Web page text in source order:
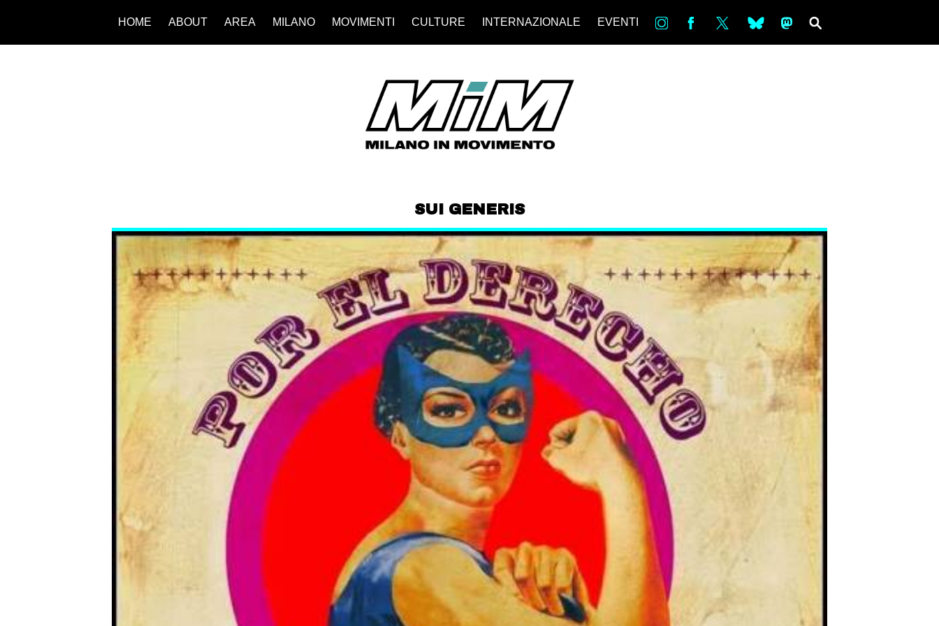
HOME ABOUT AREA MILANO MOVIMENTI CULTURE INTERNAZIONALE EVENTI in bsky ms
SUI GENERIS